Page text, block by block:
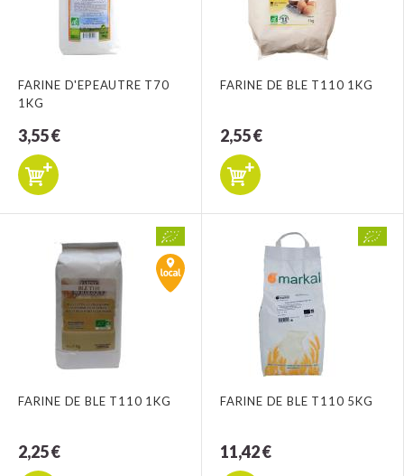
FARINE D'EPEAUTRE T70
1KG
3,55 €
FARINE DE BLE T110 1KG
2,55 €
FARINE DE BLE T110 1KG
2,25 €
FARINE DE BLE T110 5KG
11,42 €